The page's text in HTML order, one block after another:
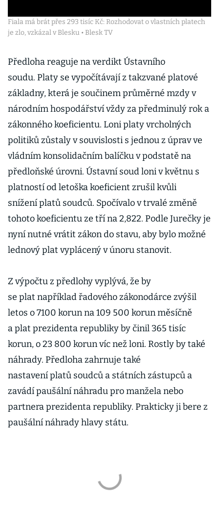
Fiala má brát přes 293 tisíc Kč: Rozhodovat o vlastních platech
je zlo, vzkázal v Blesku • Blesk TV
Předloha reaguje na verdikt Ústavního
soudu. Platy se vypočítávají z takzvané platové
základny, která je součinem průměrné mzdy v
národním hospodářství vždy za předminulý rok a
zákonného koeficientu. Loni platy vrcholných
politiků zůstaly v souvislosti s jednou z úprav ve
vládním konsolidačním balíčku v podstatě na
předloňské úrovni. Ústavní soud loni v květnu s
platností od letoška koeficient zrušil kvůli
snížení platů soudců. Spočívalo v trvalé změně
tohoto koeficientu ze tří na 2,822. Podle Jurečky je
nyní nutné vrátit zákon do stavu, aby bylo možné
lednový plat vyplácený v únoru stanovit.
Z výpočtu z předlohy vyplývá, že by
se plat například řadového zákonodárce zvýšil
letos o 7100 korun na 109 500 korun měsíčně
a plat prezidenta republiky by činil 365 tisíc
korun, o 23 800 korun víc než loni. Rostly by také
náhrady. Předloha zahrnuje také
nastavení platů soudců a státních zástupců a
zavádí paušální náhradu pro manžela nebo
partnera prezidenta republiky. Prakticky ji bere z
paušální náhrady hlavy státu.